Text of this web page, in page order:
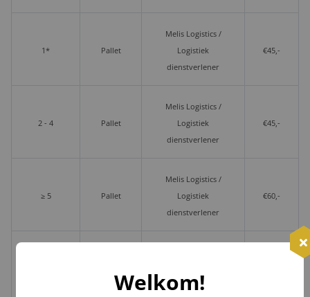
1* Pallet
Melis Logistics /
Logistiek
dienstverlener
€45,-
2 - 4 Pallet
Melis Logistics /
Logistiek
dienstverlener
€45,-
≥ 5 Pallet
Melis Logistics /
Logistiek
dienstverlener
€60,-
doosWelkom!